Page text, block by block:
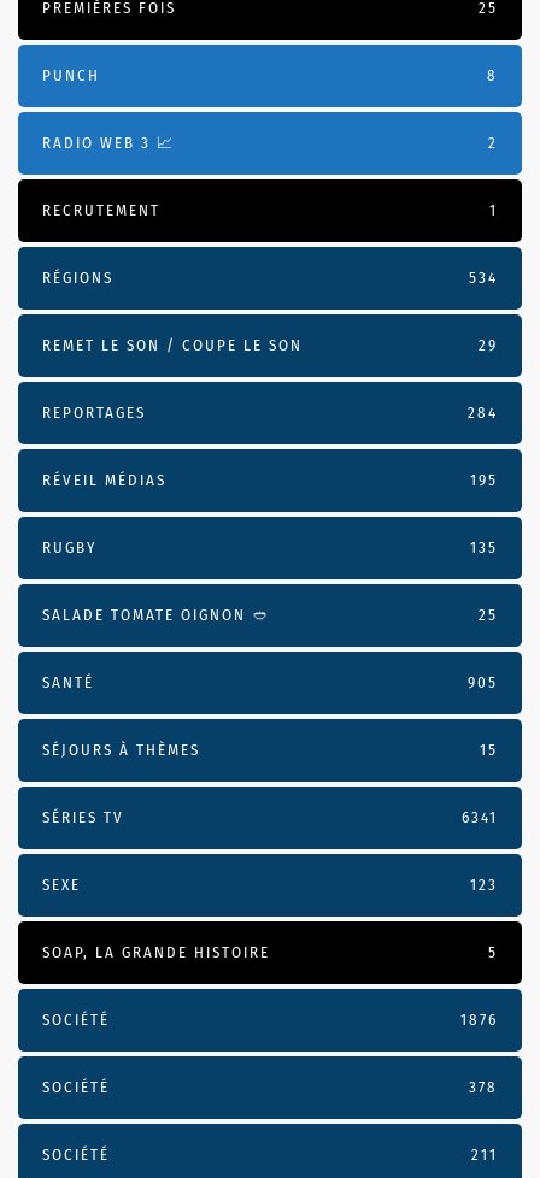
PREMIÈRES FOIS 25
PUNCH 8
RADIO WEB 3 📈 2
RECRUTEMENT 1
RÉGIONS 534
REMET LE SON / COUPE LE SON 29
REPORTAGES 284
RÉVEIL MÉDIAS 195
RUGBY 135
SALADE TOMATE OIGNON 🥙 25
SANTÉ 905
SÉJOURS À THÈMES 15
SÉRIES TV 6341
SEXE 123
SOAP, LA GRANDE HISTOIRE 5
SOCIÉTÉ 1876
SOCIÉTÉ 378
SOCIÉTÉ 211